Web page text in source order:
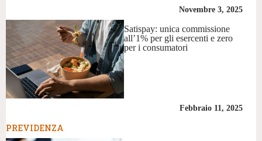
Novembre 3, 2025
Satispay: unica commissione
all’1% per gli esercenti e zero
per i consumatori
Febbraio 11, 2025
PREVIDENZA